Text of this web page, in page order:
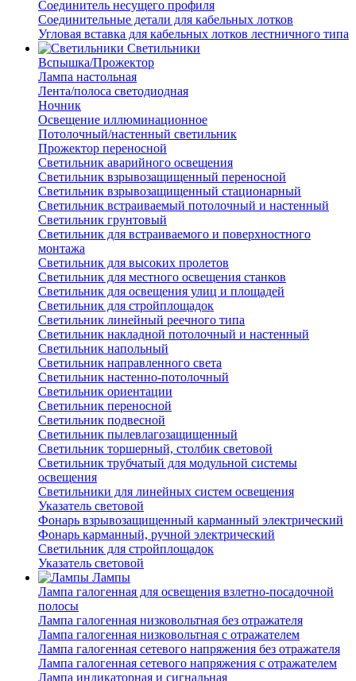
Соединитель несущего профиля
Соединительные детали для кабельных лотков
Угловая вставка для кабельных лотков лестничного типа
Светильники
Вспышка/Прожектор
Лампа настольная
Лента/полоса светодиодная
Ночник
Освещение иллюминационное
Потолочный/настенный светильник
Прожектор переносной
Светильник аварийного освещения
Светильник взрывозащищенный переносной
Светильник взрывозащищенный стационарный
Светильник встраиваемый потолочный и настенный
Светильник грунтовый
Светильник для встраиваемого и поверхностного
монтажа
Светильник для высоких пролетов
Светильник для местного освещения станков
Светильник для освещения улиц и площадей
Светильник для стройплощадок
Светильник линейный реечного типа
Светильник накладной потолочный и настенный
Светильник напольный
Светильник направленного света
Светильник настенно-потолочный
Светильник ориентации
Светильник переносной
Светильник подвесной
Светильник пылевлагозащищенный
Светильник торшерный, столбик световой
Светильник трубчатый для модульной системы
освещения
Светильники для линейных систем освещения
Указатель световой
Фонарь взрывозащищенный карманный электрический
Фонарь карманный, ручной электрический
Светильник для стройплощадок
Указатель световой
Лампы
Лампа галогенная для освещения взлетно-посадочной
полосы
Лампа галогенная низковольтная без отражателя
Лампа галогенная низковольтная с отражателем
Лампа галогенная сетевого напряжения без отражателя
Лампа галогенная сетевого напряжения с отражателем
Лампа индикаторная и сигнальная